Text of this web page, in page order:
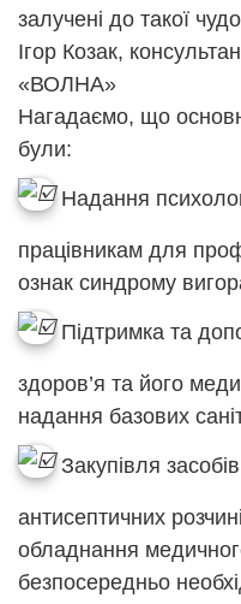
залучені до такої
Ігор Козак,
«ВОЛНА»
Нагадаємо, що
були:
Надання
працівникам для
ознак синдрому
Підтримка та
здоров’я та його
надання базових
Закупівля
антисептичних
обладнання
безпосередньо